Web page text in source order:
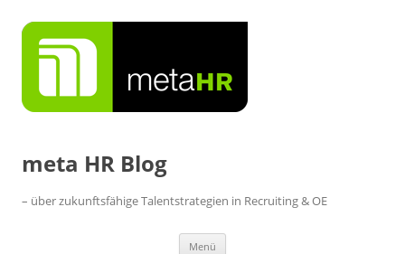
Inhalt
springen
meta HR Blog
– über zukunftsfähige Talentstrategien in Recruiting & OE
Menü